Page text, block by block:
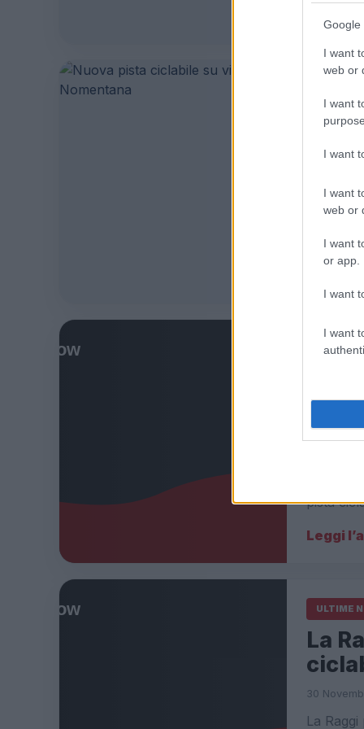
Google
I want
web or
I want
I want
I want
web or
I want
or app.
I want
I want
Leggi
Nuova
PRIMO
ROMA
via
pista
Leggi
ULTIME
La
30
La